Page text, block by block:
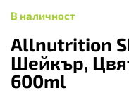
В наличност
Allnutrition
Шейкър,
600ml